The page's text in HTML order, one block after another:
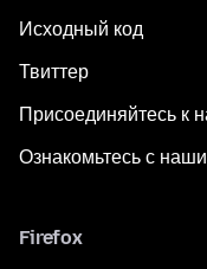
Исходный код
Твиттер
Присоединяйтесь к
Ознакомьтесь с
Firefox